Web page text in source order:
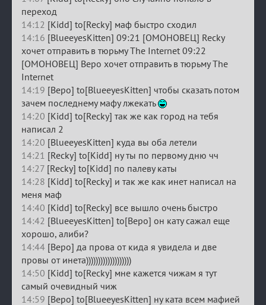
переход
14:12 [Kidd] to[Recky] маф быстро сходил
14:16 [BlueeyesKitten] 09:21 [ОМОНОВЕЦ] Recky
хочет отправить в тюрьму The Internet 09:22
[ОМОНОВЕЦ] Веро хочет отправить в тюрьму The
Internet
14:19 [Веро] to[BlueeyesKitten] чтобы сказать потом
зачем последнему мафу лжекать
14:20 [Kidd] to[Recky] так же как город на тебя
написал 2
14:20 [BlueeyesKitten] куда вы оба летели
14:21 [Recky] to[Kidd] ну ты по первому дню чч
14:27 [Recky] to[Kidd] по палеву каты
14:28 [Kidd] to[Recky] и так же как инет написал на
меня маф
14:40 [Kidd] to[Recky] все вышло очень быстро
14:42 [BlueeyesKitten] to[Веро] он кату сажал еще
хорошо, алиби?
14:44 [Веро] да прова от кида я увидела и две
провы от инета)))))))))))))))))))
14:50 [Kidd] to[Recky] мне кажется чижам я тут
самый очевидный чиж
14:59 [Веро] to[BlueeyesKitten] ну ката всем мафией